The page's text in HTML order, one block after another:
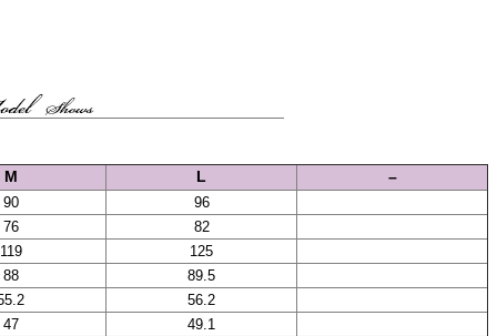
M L –
90
96
76
82
119
125
88
89.5
56.2
47
49.1